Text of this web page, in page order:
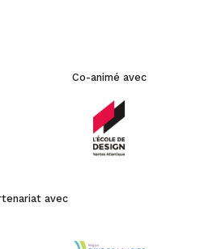
Co-animé avec
avec